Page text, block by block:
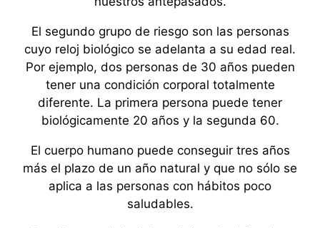
El segundo grupo de riesgo son las personas
cuyo reloj biológico se adelanta a su edad real.
Por ejemplo, dos personas de 30 años pueden
tener una condición corporal totalmente
diferente. La primera persona puede tener
biológicamente 20 años y la segunda 60.
El cuerpo humano puede conseguir tres años
más el plazo de un año natural y que no sólo se
aplica a las personas con hábitos poco
saludables.